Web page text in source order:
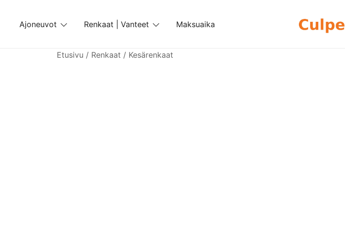
content
Ajoneuvot Renkaat | Vanteet Maksuaika
Etusivu / Renkaat / Kesärenkaat